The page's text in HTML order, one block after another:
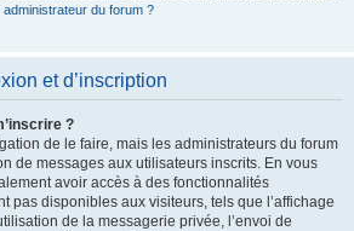
du forum ?
et d’inscription
?
de le faire, mais les administrateurs du forum
de messages aux utilisateurs inscrits. En vous
avoir accès à des fonctionnalités
pas disponibles aux visiteurs, tels que l’affichage
de la messagerie privée, l’envoi de